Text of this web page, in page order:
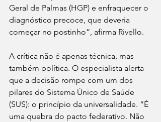
Geral de Palmas (HGP) e enfraquecer o
diagnóstico precoce, que deveria
começar no postinho”, afirma Rivello.
A crítica não é apenas técnica, mas
também política. O especialista alerta
que a decisão rompe com um dos
pilares do Sistema Único de Saúde
(SUS): o princípio da universalidade. “É
uma quebra do pacto federativo. Não